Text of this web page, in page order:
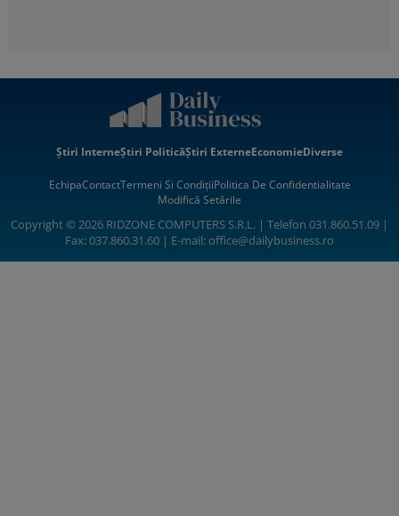
Știri InterneȘtiri PoliticăȘtiri ExterneEconomieDiverse
EchipaContactTermeni Si CondițiiPolitica De Confidentialitate
Modifică Setările
Copyright © 2026 RIDZONE COMPUTERS S.R.L. | Telefon 031.860.51.09 |
Fax: 037.860.31.60 | E-mail:office@dailybusiness.ro